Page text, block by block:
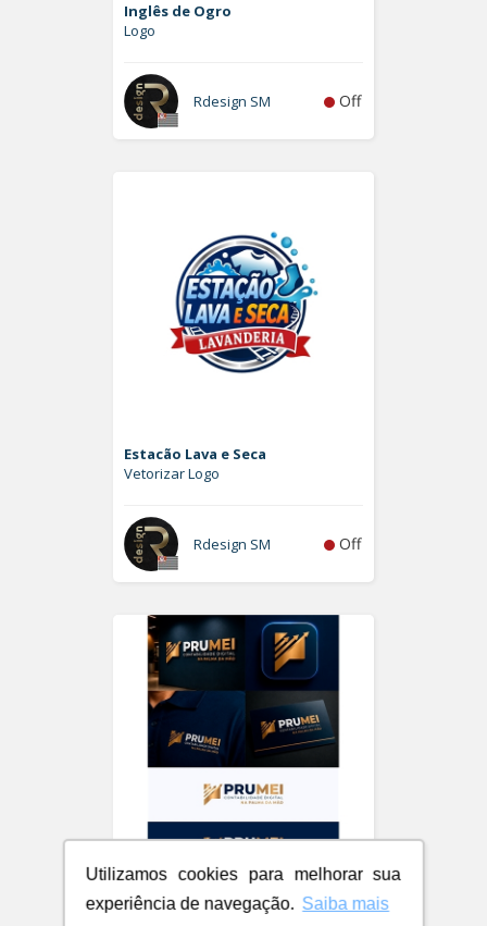
Utilizamos cookies para melhorar sua
experiência de navegação. Saiba mais
Inglês de Ogro
Logo
Rdesign SM Off
Estacão Lava e Seca
Vetorizar Logo
Rdesign SM Off
PRUMEI - Contabilidade Digital
Logo